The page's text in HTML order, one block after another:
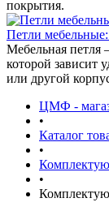
покрытия.
Петли
Мебельная петля
которой зависит
или другой
ЦМФ -
•
Каталог
•
•